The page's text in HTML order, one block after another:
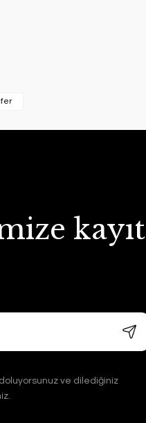
kayıt
ve dilediğiniz